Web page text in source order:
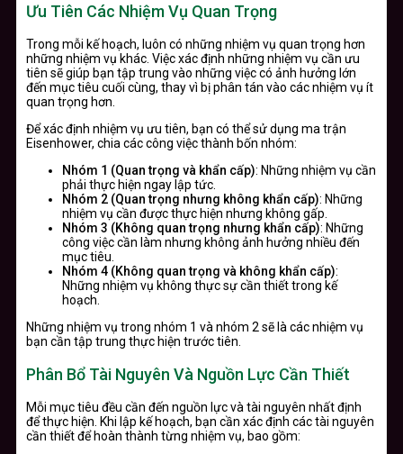
Ưu Tiên Các Nhiệm Vụ Quan Trọng
Trong mỗi kế hoạch, luôn có những nhiệm vụ quan trọng hơn
những nhiệm vụ khác. Việc xác định những nhiệm vụ cần ưu
tiên sẽ giúp bạn tập trung vào những việc có ảnh hưởng lớn
đến mục tiêu cuối cùng, thay vì bị phân tán vào các nhiệm vụ ít
quan trọng hơn.
Để xác định nhiệm vụ ưu tiên, bạn có thể sử dụng ma trận
Eisenhower, chia các công việc thành bốn nhóm:
Nhóm 1 (Quan trọng và khẩn cấp): Những nhiệm vụ cần
phải thực hiện ngay lập tức.
Nhóm 2 (Quan trọng nhưng không khẩn cấp): Những
nhiệm vụ cần được thực hiện nhưng không gấp.
Nhóm 3 (Không quan trọng nhưng khẩn cấp): Những
công việc cần làm nhưng không ảnh hưởng nhiều đến
mục tiêu.
Nhóm 4 (Không quan trọng và không khẩn cấp):
Những nhiệm vụ không thực sự cần thiết trong kế
hoạch.
Những nhiệm vụ trong nhóm 1 và nhóm 2 sẽ là các nhiệm vụ
bạn cần tập trung thực hiện trước tiên.
Phân Bổ Tài Nguyên Và Nguồn Lực Cần Thiết
Mỗi mục tiêu đều cần đến nguồn lực và tài nguyên nhất định
để thực hiện. Khi lập kế hoạch, bạn cần xác định các tài nguyên
cần thiết để hoàn thành từng nhiệm vụ, bao gồm: